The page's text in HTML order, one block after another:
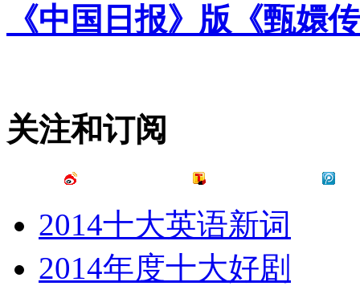
《中国日报》版《甄嬛
关注和订阅
2014十大英语新词
2014年度十大好剧